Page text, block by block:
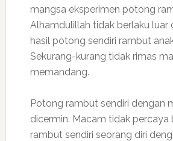
mangsa eksperimen potong
Alhamdulillah tidak berlaku luar
hasil potong sendiri rambut
Sekurang-kurang tidak rimas
memandang.
Potong rambut sendiri dengan
dicermin. Macam tidak
rambut sendiri seorang diri